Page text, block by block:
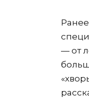
— от